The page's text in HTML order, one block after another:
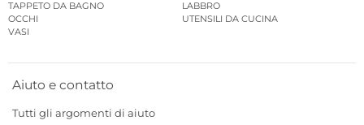
TAPPETO DA BAGNO
LABBRO
OCCHI
UTENSILI DA CUCINA
VASI
Aiuto e contatto
Tutti gli argomenti di aiuto